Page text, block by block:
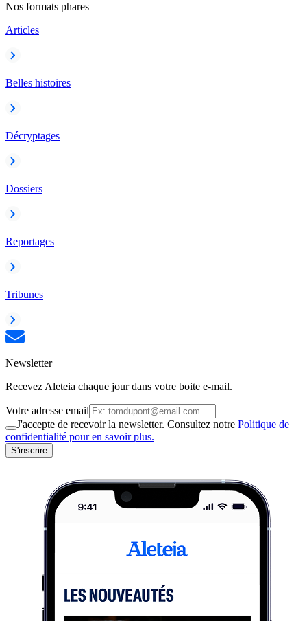
Nos formats phares
Articles
Belles histoires
Décryptages
Dossiers
Reportages
Tribunes
Newsletter
Recevez Aleteia chaque jour dans votre boite e-mail.
Votre adresse email
J'accepte de recevoir la newsletter. Consultez notre Politique de
confidentialité pour en savoir plus.
S'inscrire